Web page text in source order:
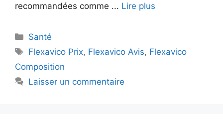
recommandées comme ... Lire plus
Catégories
Santé
Étiquettes
Flexavico Prix, Flexavico Avis, Flexavico
Composition
Laisser un commentaire